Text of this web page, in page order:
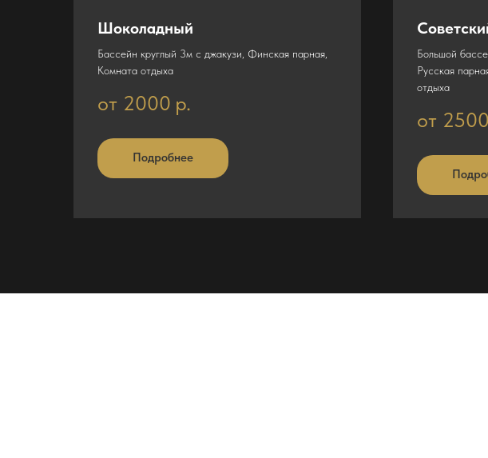
Шоколадный
Бассейн круглый 3м с джакузи, Финская парная,
Комната отдыха
от 2000 р.
Подробнее
Большой
Русская
отдыха
от 2500